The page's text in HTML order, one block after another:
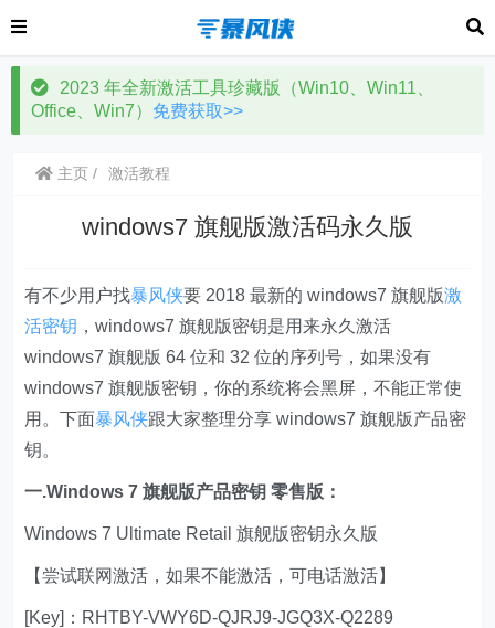
2023 年全新激活工具珍藏版（Win10、Win11、
Office、Win7） 免费获取>>
主页 激活教程
windows7 旗舰版激活码永久版
有不少用户找暴风侠要 2018 最新的 windows7 旗舰版激
活密钥 ，windows7 旗舰版密钥是用来永久激活
windows7 旗舰版 64 位和 32 位的序列号，如果没有
windows7 旗舰版密钥，你的系统将会黑屏，不能正常使
用。下面暴风侠跟大家整理分享 windows7 旗舰版产品密
钥。
一.Windows 7 旗舰版产品密钥 零售版：
Windows 7 Ultimate Retail 旗舰版密钥永久版
【尝试联网激活，如果不能激活，可电话激活】
[Key]：RHTBY-VWY6D-QJRJ9-JGQ3X-Q2289